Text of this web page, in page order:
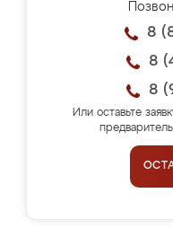
8
8
8
Или оставьте